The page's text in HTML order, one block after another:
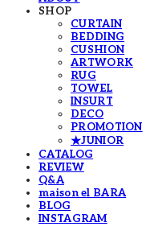
SHOP
CURTAIN
BEDDING
CUSHION
ARTWORK
RUG
TOWEL
INSURT
DECO
PROMOTION
★JUNIOR
CATALOG
REVIEW
Q&A
maison el BARA
BLOG
INSTAGRAM